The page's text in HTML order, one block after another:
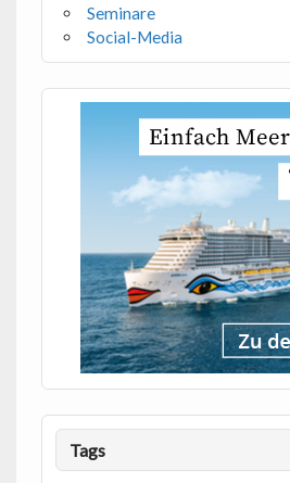
Seminare
Social-Media
Tags